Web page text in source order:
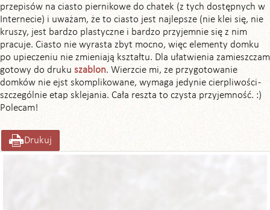
przepisów na ciasto piernikowe do chatek (z tych dostępnych w
Internecie) i uważam, że to ciasto jest najlepsze (nie klei się, nie
kruszy, jest bardzo plastyczne i bardzo przyjemnie się z nim
pracuje. Ciasto nie wyrasta zbyt mocno, więc elementy domku
po upieczeniu nie zmieniają kształtu. Dla ułatwienia zamieszczam
gotowy do druku szablon. Wierzcie mi, ze przygotowanie
domków nie ejst skomplikowane, wymaga jedynie cierpliwości -
szczególnie etap sklejania. Cała reszta to czysta przyjemność. :)
Polecam!
Drukuj